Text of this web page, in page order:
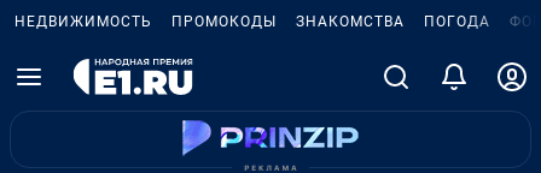
НЕДВИЖИМОСТЬ ПРОМОКОДЫ ЗНАКОМСТВА ПОГОДА